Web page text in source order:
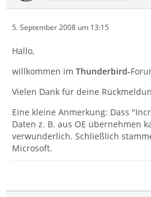
5. September 2008 um 13:15
Hallo,
willkommen im Thunderbird-
Vielen Dank für deine
Eine kleine Anmerkung: Dass
Daten z. B. aus OE übernehmen
verwunderlich. Schließlich
Microsoft.